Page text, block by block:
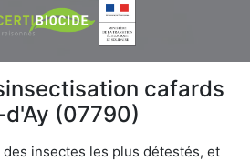
cafards
(07790)
insectes les plus détestés, et